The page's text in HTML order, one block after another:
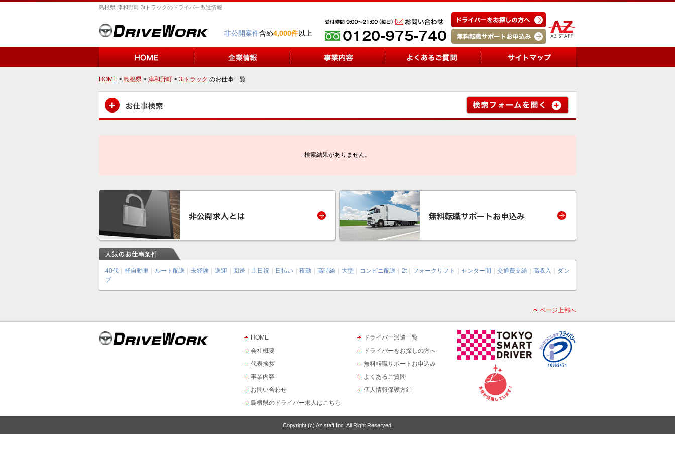
島根県 津和野町 3tトラックのドライバー派遣情報
非公開案件含め4,000件以上
HOME > 島根県 > 津和野町 > 3tトラック のお仕事一覧
検索結果がありません。
40代 軽自動車 ルート配送 未経験 送迎 回送 土日祝 日払い 夜勤 高時給 大型 コンビニ配送 2t｜ フォークリフト センター間 交通費支給 高収入
ダン
プ
ページ上部へ
HOME
会社概要
代表挨拶
事業内容
お問い合わせ
島根県のドライバー求人はこちら
ドライバー派遣一覧
ドライバーをお探しの方へ
無料転職サポートお申込み
よくあるご質問
個人情報保護方針
Copyright (c) Az staff Inc. All Right Reserved.